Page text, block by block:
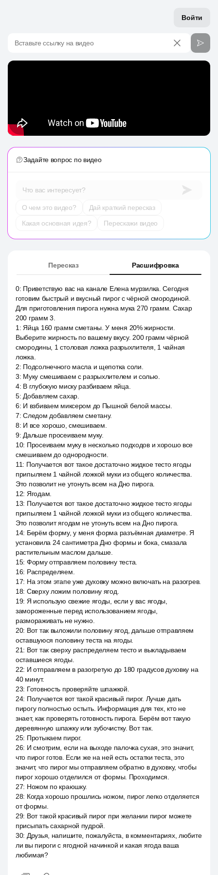
Войти
Вставьте ссылку на видео
Задайте вопрос по видео
Что вас интересует?
О чем это видео?
Дай краткий пересказ
Какая основная идея?
Перескажи видео
Пересказ Расшифровка
0: Приветствую вас на канале Елена мурзилка. Сегодня
готовим быстрый и вкусный пирог с чёрной смородиной.
Для приготовления пирога нужна мука 270 грамм. Сахар
200 грамм 3.
1 : Яйца 160 грамм сметаны. У меня 20% жирности.
Выберите жирность по вашему вкусу. 200 грамм чёрной
смородины, 1 столовая ложка разрыхлителя, 1 чайная
ложка.
2: Подсолнечного масла и щепотка соли.
3: Муку смешиваем с разрыхлителем и солью.
4: В глубокую миску разбиваем яйца.
5: Добавляем сахар.
6: И взбиваем миксером до Пышной белой массы.
7:Следом добавляем сметану.
8: И все хорошо, смешиваем.
9: Дальше просеиваем муку.
10: Просеиваем муку в несколько подходов и хорошо все
смешиваем до однородности.
11: Получается вот такое достаточно жидкое тесто ягоды
припыляем 1 чайной ложкой муки из общего количества.
Это позволит не утонуть всем на Дно пирога.
12: Ягодам.
13: Получается вот такое достаточно жидкое тесто ягоды
припыляем 1 чайной ложкой муки из общего количества.
Это позволит ягодам не утонуть всем на Дно пирога.
14: Берём форму, у меня форма разъёмная диаметре. Я
установила 24 сантиметра Дно формы и бока, смазала
растительным маслом дальше.
15: Форму отправляем половину теста.
16: Распределяем.
17: На этом этапе уже духовку можно включать на разогрев.
18: Сверху ложим половину ягод.
19: Я использую свежие ягоды, если у вас ягоды,
замороженные перед использованием ягоды,
размораживать не нужно.
20: Вот так выложили половину ягод, дальше отправляем
оставшуюся половину теста на ягоды.
21: Вот так сверху распределяем тесто и выкладываем
оставшиеся ягоды.
22: И отправляем в разогретую до 180 градусов духовку на
40 минут.
23: Готовность проверяйте шпажкой.
24: Получается вот такой красивый пирог. Лучше дать
пирогу полностью остыть. Информация для тех, кто не
знает, как проверять готовность пирога. Берём вот такую
деревянную шпажку или зубочистку. Вот так.
25: Протыкаем пирог.
26: И смотрим, если на выходе палочка сухая, это значит,
что пирог готов. Если же на ней есть остатки теста, это
значит, что пирог мы отправляем обратно в духовку, чтобы
пирог хорошо отделился от формы. Проходимся.
27: Ножом по краюшку.
28: Когда хорошо прошлись ножом, пирог легко отделяется
от формы.
29: Вот такой красивый пирог при желании пирог можете
присыпать сахарной пудрой.
30: Друзья, напишите, пожалуйста, в комментариях, любите
ли вы пироги с ягодной начинкой и какая ягода ваша
любимая?